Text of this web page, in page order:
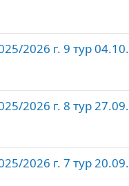
2026 г. 9 тур 04.10.
2026 г. 8 тур 27.09.
2026 г. 7 тур 20.09.